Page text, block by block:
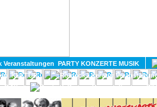
PARTY KONZERTE MUSIK
KULTUR
GAY